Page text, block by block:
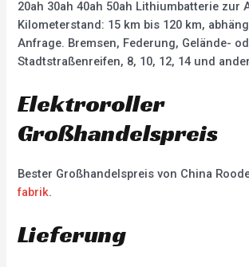
20ah 30ah 40ah 50ah Lithiumbatterie zur
Kilometerstand: 15 km bis 120 km,
Anfrage. Bremsen, Federung, Gelände-
Stadtstraßenreifen, 8, 10, 12, 14 und
Elektroroller
Großhandelspreis
Bester Großhandelspreis von China
fabrik.
Lieferung